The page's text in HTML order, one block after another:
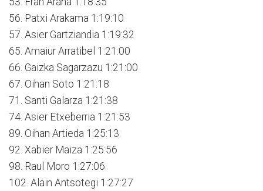
56. Patxi Arakama 1:19:10
57. Asier Gartziandia 1:19:32
65. Amaiur Arratibel 1:21:00
66. Gaizka Sagarzazu 1:21:00
67. Oihan Soto 1:21:18
71. Santi Galarza 1:21:38
74. Asier Etxeberria 1:21:53
89. Oihan Artieda 1:25:13
92. Xabier Maiza 1:25:56
98. Raul Moro 1:27:06
102. Alain Antsotegi 1:27:27